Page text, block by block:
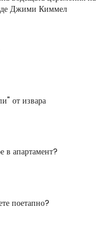
Джими Киммел
от извара
в апартамент?
поетапно?